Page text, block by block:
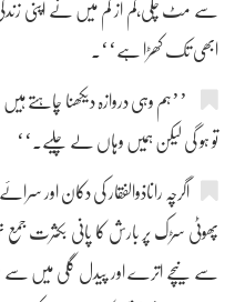
سے مٹ چکی،کم از کم میں نے اپنی
ابھی تک کھڑا ہے‘‘۔
’’ہم وہی دروازہ دیکھنا چاہتے
تو ہو گی لیکن ہمیں وہاں لے چلیے۔‘‘
اگرچہ راناذوالفقار کی دکان اور
پھوٹی سڑک پر بارش کا پانی بکثرت جمع
سے نیچے اترے اور پیدل گلی